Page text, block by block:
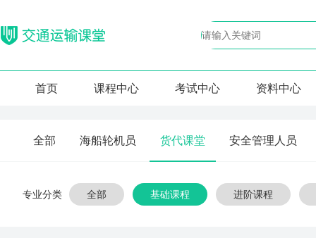
首页 课程中心 考试中心 资料中心
全部 海船轮机员 货代课堂 安全管理人员
专业分类 全部 基础课程 进阶课程